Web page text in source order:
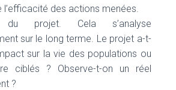
l’efficacité des actions menées.
du projet. Cela s’analyse
sur le long terme. Le projet a-t-
sur la vie des populations ou
ciblés ? Observe-t-on un réel
?